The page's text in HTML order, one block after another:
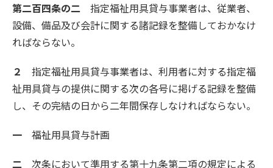
第二百四条の二 指定福祉用具貸与事業者は、従業者、
設備、備品及び会計に関する諸記録を整備しておかなけ
ればならない。
２
指定福祉用具貸与事業者は、利用者に対する指定福
祉用具貸与の提供に関する次の各号に掲げる記録を整備
し、その完結の日から二年間保存しなければならない。
一 福祉用具貸与計画
二 次条において準用する第十九条第二項の規定による